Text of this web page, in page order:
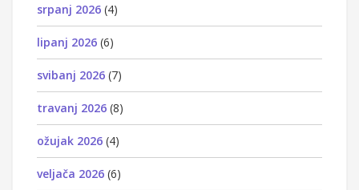
srpanj 2026 (4)
lipanj 2026 (6)
svibanj 2026 (7)
travanj 2026 (8)
ožujak 2026 (4)
veljača 2026 (6)